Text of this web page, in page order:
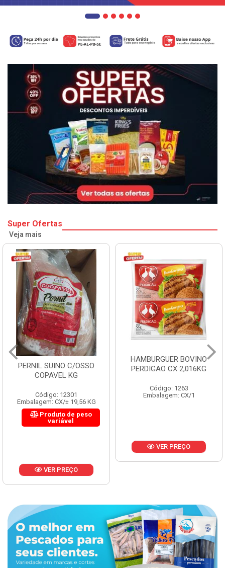
Super Ofertas
Veja mais
HAMBURGUER BOVINO
PERDIGAO CX 2,016KG
Embalagem: CX/1
MORTADELA FLUMINENSE
CX 4X3KG 12KG
Código: 1288
Embalagem: KG/12
VER PREÇO